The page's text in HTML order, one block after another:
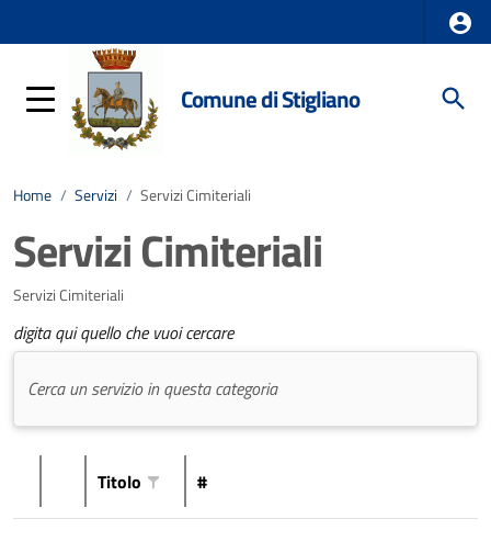
Comune di Stigliano
Home / Servizi / Servizi Cimiteriali
Servizi Cimiteriali
Servizi Cimiteriali
digita qui quello che vuoi cercare
Titolo #